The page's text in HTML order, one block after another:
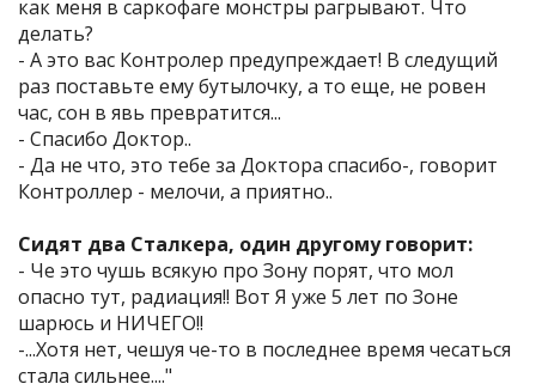
как меня в саркофаге монстры рагрывают. Что
делать?
- А это вас Контролер предупреждает! В следущий
раз поставьте ему бутылочку, а то еще, не ровен
час, сон в явь превратится...
- Спасибо Доктор..
- Да не что, это тебе за Доктора спасибо-, говорит
Контроллер - мелочи, а приятно..
Сидят два Сталкера, один другому говорит:
- Че это чушь всякую про Зону порят, что мол
опасно тут, радиация!! Вот Я уже 5 лет по Зоне
шарюсь и НИЧЕГО!!
-...Хотя нет, чешуя че-то в последнее время чесаться
стала сильнее...."